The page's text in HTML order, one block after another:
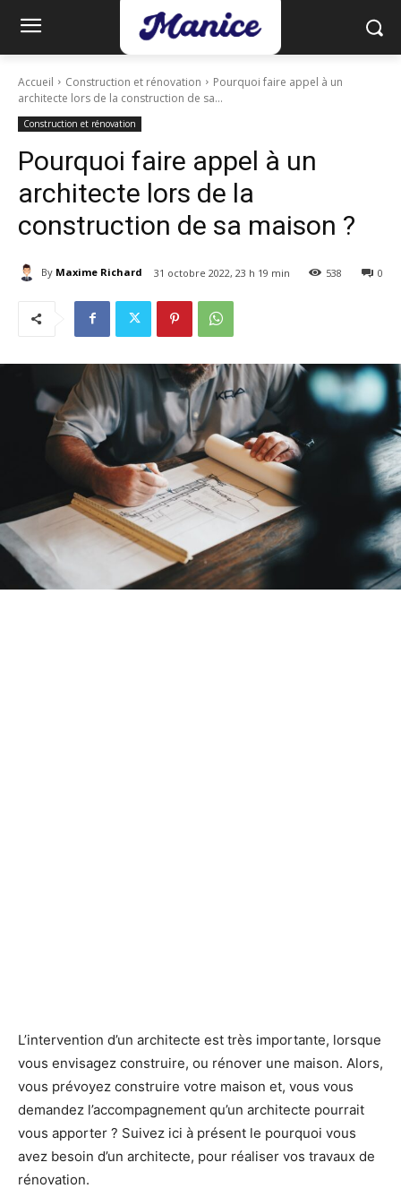
Accueil Construction et rénovation
Pourquoi faire appel à un
architecte lors de la construction de sa...
Construction et rénovation
Pourquoi faire appel à un
architecte lors de la
construction de sa maison ?
By Maxime Richard 31 octobre 2022, 23 h 19 min 0
538
L’intervention d’un architecte est très importante, lorsque
vous envisagez construire, ou rénover une maison. Alors,
vous prévoyez construire votre maison et, vous vous
demandez l’accompagnement qu’un architecte pourrait
vous apporter ? Suivez ici à présent le pourquoi vous
avez besoin d’un architecte, pour réaliser vos travaux de
rénovation.